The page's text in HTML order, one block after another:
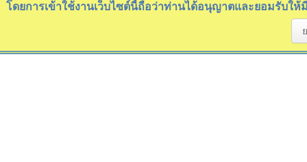
โดยการเข้าใช้งานเว็บไซต์นี้ถือว่าท่านได้อนุญาตและยอมรับ